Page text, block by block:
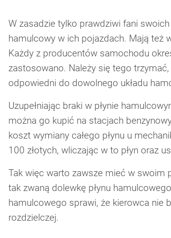
W zasadzie tylko prawdziwi fani swoich
hamulcowy w ich pojazdach. Mają też
Każdy z producentów samochodu
zastosowano. Należy się tego
odpowiedni do dowolnego układu
Uzupełniając braki w płynie
można go kupić na stacjach
koszt wymiany całego płynu u
100 złotych, wliczając w to płyn oraz
Tak więc warto zawsze mieć w swoim
tak zwaną dolewkę płynu
hamulcowego sprawi, że kierowca nie
rozdzielczej.